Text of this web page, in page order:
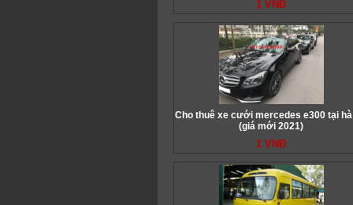
1 VNĐ
Cho thuê xe cưới mercedes e300 tại
(giá mới 2021)
1 VNĐ